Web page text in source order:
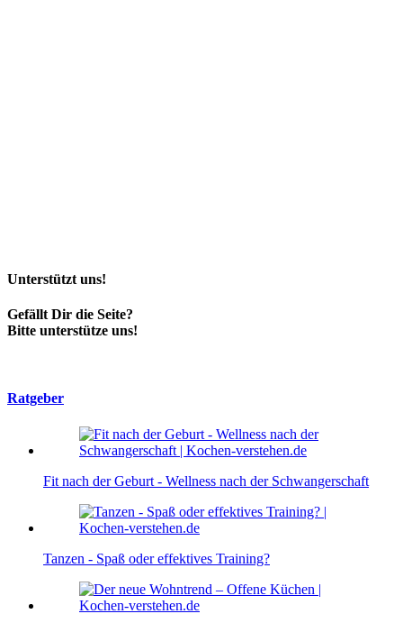
Unterstützt uns!
Gefällt Dir die Seite?
Bitte unterstütze uns!
Ratgeber
Fit nach der Geburt - Wellness nach der Schwangerschaft
Tanzen - Spaß oder effektives Training?